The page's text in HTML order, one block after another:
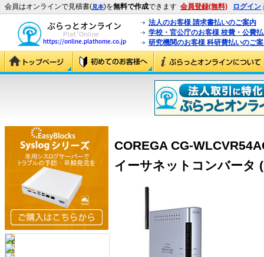
会員はオンラインで見積書(見本)を無料で作成できます 会員登録(無料) ログイン
法人のお客様 請求書払いのご案内
学校・官公庁のお客様 校費・公費
研究機関のお客様 科研費払いのご
COREGA CG-
イーサネットコンバータ